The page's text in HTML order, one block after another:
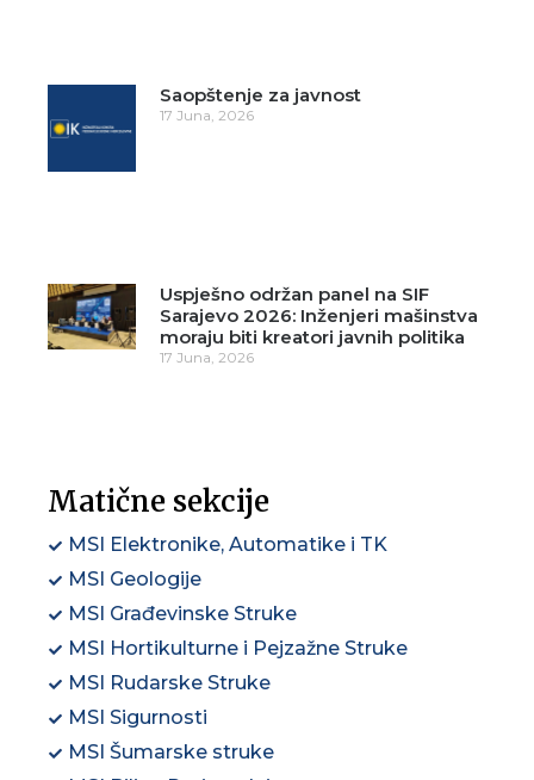
Saopštenje za javnost
17 Juna, 2026
Uspješno održan panel na SIF
Sarajevo 2026: Inženjeri mašinstva
moraju biti kreatori javnih politika
17 Juna, 2026
Matične sekcije
MSI Elektronike, Automatike i TK
MSI Geologije
MSI Građevinske Struke
MSI Hortikulturne i Pejzažne Struke
MSI Rudarske Struke
MSI Sigurnosti
MSI Šumarske struke